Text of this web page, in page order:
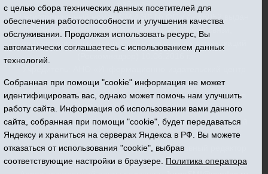
Регистрационный номер СМИ ЭЛ № ФС 77 - 66052 выдан
Федеральной службой по надзору в сфере связи,
«Призыв»
Все права защищены © При использовании материалов
ссылка обязательна
Адрес редакции: 627250, Тюменская область, Юргинский
район, с. Юргинское, ул. Центральная, 49
Телефон: 8(34543)2-46-89. Директор - главный редактор
Галина Васильевна Ниязова
с целью сбора технических данных посетителей для
обеспечения работоспособности и улучшения качества
обслуживания. Продолжая использовать ресурс, Вы
автоматически соглашаетесь с использованием данных
технологий.
Собранная при помощи "cookie" информация не может
идентифицировать вас, однако может помочь нам улучшить
работу сайта. Информация об использовании вами данного
сайта, собранная при помощи "cookie", будет передаваться
Яндексу и храниться на серверах Яндекса в РФ. Вы можете
отказаться от использования "cookie", выбрав
соответствующие настройки в браузере. Политика оператора